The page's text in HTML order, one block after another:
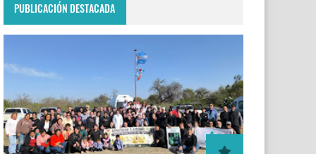
PUBLICACIÓN DESTACADA